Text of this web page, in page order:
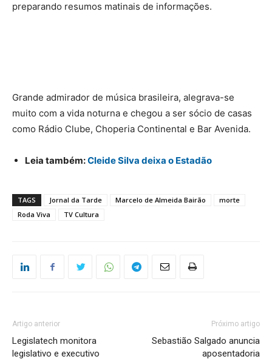
preparando resumos matinais de informações.
Grande admirador de música brasileira, alegrava-se
muito com a vida noturna e chegou a ser sócio de casas
como Rádio Clube, Choperia Continental e Bar Avenida.
Leia também:Cleide Silva deixa o Estadão
TAGS Jornal da Tarde Marcelo de Almeida Bairão
morte
Roda Viva
TV Cultura
Artigo anterior
Legislatech monitora
legislativo e executivo
Próximo artigo
Sebastião Salgado anuncia
aposentadoria